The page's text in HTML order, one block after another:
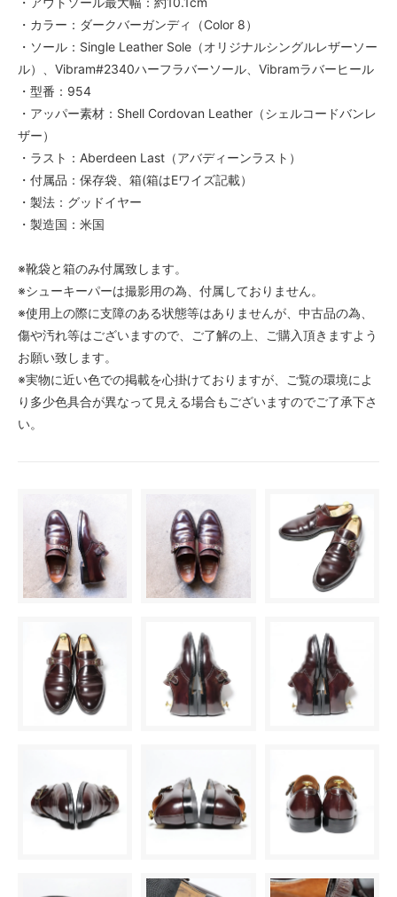
・カラー：ダークバーガンディ（Color 8）
・ソール：Single Leather Sole（オリジナルシングルレザーソー
ル）、Vibram#2340ハーフラバーソール、Vibramラバーヒール
・型番：954
・アッパー素材：Shell Cordovan Leather（シェルコードバンレ
ザー）
・ラスト：Aberdeen Last（アバディーンラスト）
・付属品：保存袋、箱(箱はEワイズ記載）
・製法：グッドイヤー
・製造国：米国
※靴袋と箱のみ付属致します。
※シューキーパーは撮影用の為、付属しておりません。
※使用上の際に支障のある状態等はありませんが、中古品の為、
傷や汚れ等はございますので、ご了解の上、ご購入頂きますよう
お願い致します。
※実物に近い色での掲載を心掛けておりますが、ご覧の環境によ
り多少色具合が異なって見える場合もございますのでご了承下さ
い。